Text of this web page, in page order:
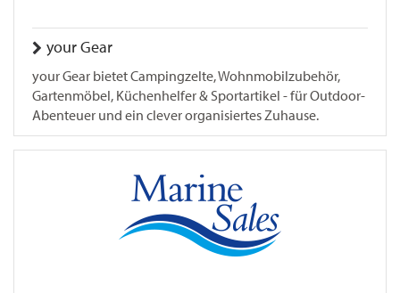
your Gear
your Gear bietet Campingzelte, Wohnmobilzubehör,
Gartenmöbel, Küchenhelfer & Sportartikel - für Outdoor-
Abenteuer und ein clever organisiertes Zuhause.